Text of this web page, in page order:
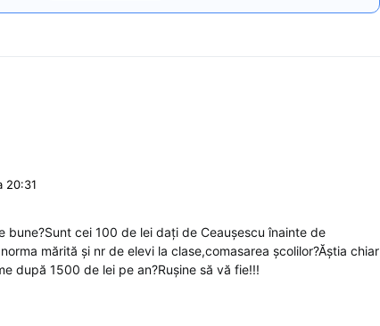
20:31
bune?Sunt cei 100 de lei dați de Ceaușescu înainte de
mărită și nr de elevi la clase,comasarea școlilor?Ăștia chiar
după 1500 de lei pe an?Rușine să vă fie!!!